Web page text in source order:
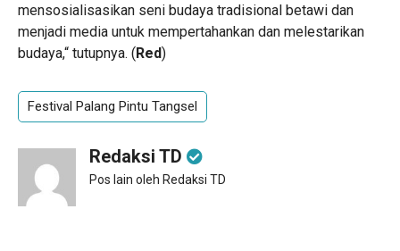
mensosialisasikan seni budaya tradisional betawi dan
menjadi media untuk mempertahankan dan melestarikan
budaya,“ tutupnya. (Red)
Festival Palang Pintu Tangsel
Redaksi TD
Pos lain oleh Redaksi TD